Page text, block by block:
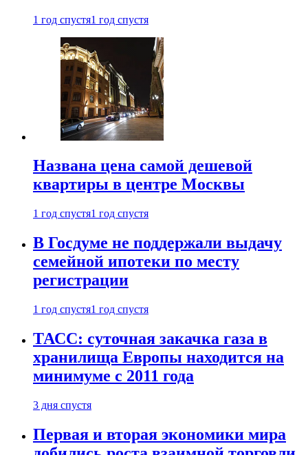
1 год спустя1 год спустя
Названа цена самой дешевой
квартиры в центре Москвы
1 год спустя1 год спустя
В Госдуме не поддержали выдачу
семейной ипотеки по месту
регистрации
1 год спустя1 год спустя
ТАСС: суточная закачка газа в
хранилища Европы находится на
минимуме с 2011 года
3 дня спустя
Первая и вторая экономики мира